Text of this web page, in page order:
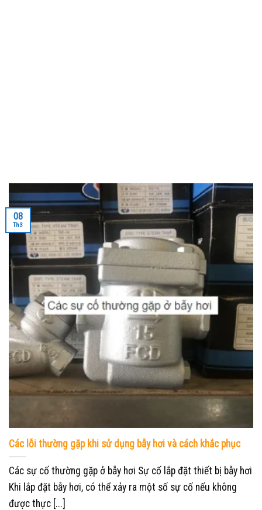
Các lỗi thường gặp khi sử dụng bẫy hơi và cách khắc phục
Các sự cố thường gặp ở bẫy hơi Sự cố lắp đặt thiết bị bẫy hơi
Khi lắp đặt bẫy hơi, có thể xảy ra một số sự cố nếu không
được thực [...]
08
Th3